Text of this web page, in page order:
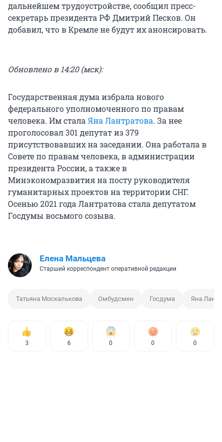
дальнейшем трудоустройстве, сообщил пресс-
секретарь президента РФ Дмитрий Песков. Он
добавил, что в Кремле не будут их анонсировать.
Обновлено в 14:20 (мск):
Государственная дума избрала нового
федерального уполномоченного по правам
человека. Им сталаЯна Лантратова. За нее
проголосовал 301 депутат из 379
присутствовавших на заседании. Она работала в
Совете по правам человека, в администрации
президента России, а также в
Минэкономразвития на посту руководителя
гуманитарных проектов на территории СНГ.
Осенью 2021 года Лантратова стала депутатом
Госдумы восьмого созыва.
Елена Мальцева
Старший корреспондент оперативной редакции
Татьяна Москалькова Омбудсмен Госдума Яна
3 6 0 0 0